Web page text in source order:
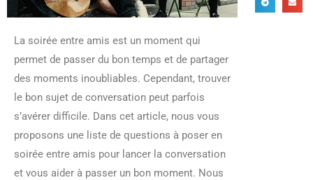
La soirée entre amis est un moment qui
permet de passer du bon temps et de partager
des moments inoubliables. Cependant, trouver
le bon sujet de conversation peut parfois
s’avérer difficile. Dans cet article, nous vous
proposons une liste de questions à poser en
soirée entre amis pour lancer la conversation
et vous aider à passer un bon moment. Nous